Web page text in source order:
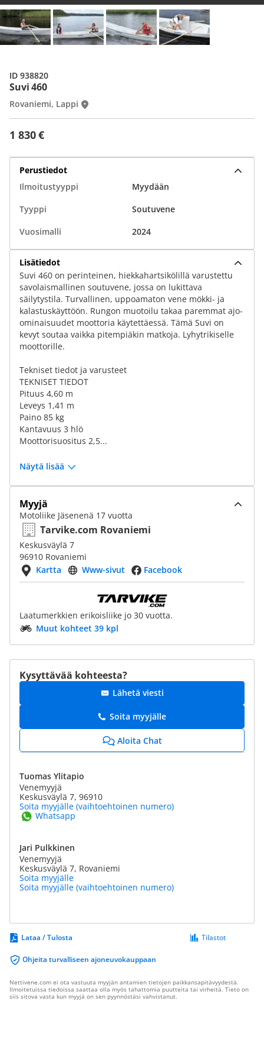
Suvi 460
1 830 €
Rovaniemi, Lappi
ID 938820
Perustiedot
Ilmoitustyyppi
Myydään
Tyyppi
Soutuvene
Vuosimalli
2024
Lisätiedot
Suvi 460 on perinteinen, hiekkahartsikölillä varustettu
savolaismallinen soutuvene, jossa on lukittava
säilytystila. Turvallinen, uppoamaton vene mökki- ja
kalastuskäyttöön. Rungon muotoilu takaa paremmat ajo-
ominaisuudet moottoria käytettäessä. Tämä Suvi on
kevyt soutaa vaikka pitempiäkin matkoja. Lyhytrikiselle
moottorille.
Tekniset tiedot ja varusteet
TEKNISET TIEDOT
Pituus 4,60 m
Leveys 1,41 m
Paino 85 kg
Kantavuus 3 hlö
Moottorisuositus 2,5...
Näytä lisää
Myyjä
Motoliike Jäsenenä 17 vuotta
Tarvike.com Rovaniemi
Keskusväylä 7
96910 Rovaniemi
Kartta
Www-sivut Facebook
Laatumerkkien erikoisliike jo 30 vuotta.
Muut kohteet 39 kpl
Kysyttävää kohteesta?
Lähetä viesti
Soita myyjälle
Aloita Chat
Tuomas Ylitapio
Venemyyjä
Keskusväylä 7, 96910
Soita myyjälle (vaihtoehtoinen numero)
Whatsapp
Jari Pulkkinen
Venemyyjä
Keskusväylä 7, Rovaniemi
Soita myyjälle
Soita myyjälle (vaihtoehtoinen numero)
Lataa / Tulosta
Ohjeita turvalliseen ajoneuvokauppaan
Tilastot
Nettivene.com ei ota vastuuta myyjän antamien tietojen paikkansapitävyydestä.
Ilmoitetuissa tiedoissa saattaa olla myös tahattomia puutteita tai virheitä. Tieto on
siis sitova vasta kun myyjä on sen pyynnöstäsi vahvistanut.